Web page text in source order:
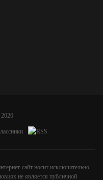
2026
сайт носит исключительно
не является публичной